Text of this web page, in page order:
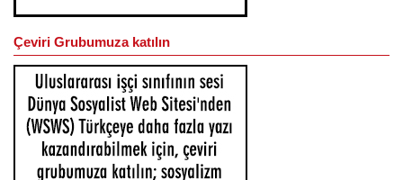
Çeviri Grubumuza katılın